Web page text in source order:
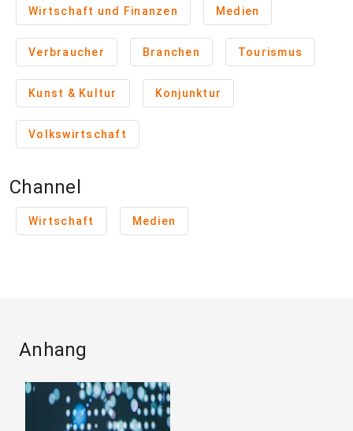
Wirtschaft und Finanzen Medien
Verbraucher Branchen Tourismus
Kunst & Kultur Konjunktur
Volkswirtschaft
Channel
Wirtschaft Medien
Anhang